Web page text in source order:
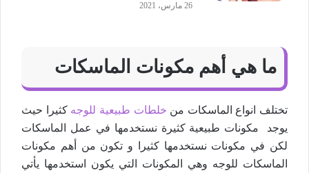
26 مارس، 2021
ما هي أهم مكونات الماسكات
تختلف انواع الماسكات من خلطات طبيعية للوجه كثيرا حيث
يوجد مكونات طبيعية كثيرة نستخدمها في عمل الماسكات
لكن في مكونات نستخدمها كثيرا و تكون من أهم مكونات
الماسكات للوجه وهي المكونات التي يكون استخدمها يأتي